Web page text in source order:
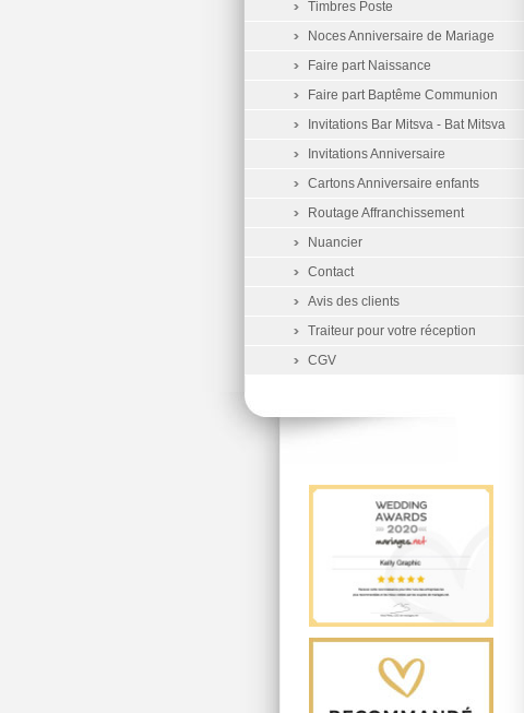
Timbres Poste
Noces Anniversaire de Mariage
Faire part Naissance
Faire part Baptême Communion
Invitations Bar Mitsva - Bat Mitsva
Invitations Anniversaire
Cartons Anniversaire enfants
Routage Affranchissement
Nuancier
Contact
Avis des clients
Traiteur pour votre réception
CGV